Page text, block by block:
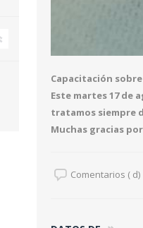
Capacitación
Este martes 17 de
tratamos siempre
Muchas gracias
Comentarios ( d)